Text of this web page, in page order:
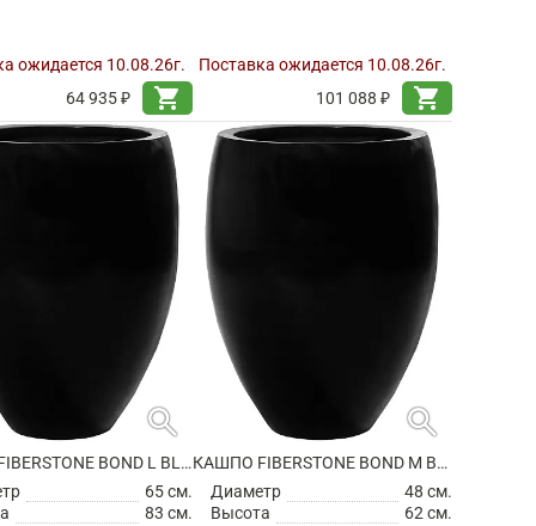
ожидается 10.08.26г.
64 935 ₽
shopping_cart
Поставка ожидается 10.08.26г.
101 088 ₽
shopping_cart
search
КАШПО FIBERSTONE BOND L BLACK
65 см.
83 см.
search
КАШПО FIBERSTONE BOND M BLACK
Диаметр
48 см.
Высота
62 см.